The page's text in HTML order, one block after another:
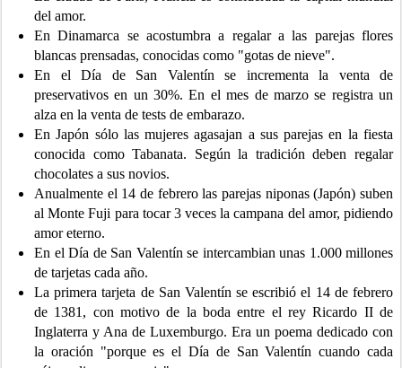
del amor.
En Dinamarca se acostumbra a regalar a las parejas flores
blancas prensadas, conocidas como "gotas de nieve".
En el Día de San Valentín se incrementa la venta de
preservativos en un 30%. En el mes de marzo se registra un
alza en la venta de tests de embarazo.
En Japón sólo las mujeres agasajan a sus parejas en la fiesta
conocida como Tabanata. Según la tradición deben regalar
chocolates a sus novios.
Anualmente el 14 de febrero las parejas niponas (Japón) suben
al Monte Fuji para tocar 3 veces la campana del amor, pidiendo
amor eterno.
En el Día de San Valentín se intercambian unas 1.000 millones
de tarjetas cada año.
La primera tarjeta de San Valentín se escribió el 14 de febrero
de 1381, con motivo de la boda entre el rey Ricardo II de
Inglaterra y Ana de Luxemburgo. Era un poema dedicado con
la oración "porque es el Día de San Valentín cuando cada